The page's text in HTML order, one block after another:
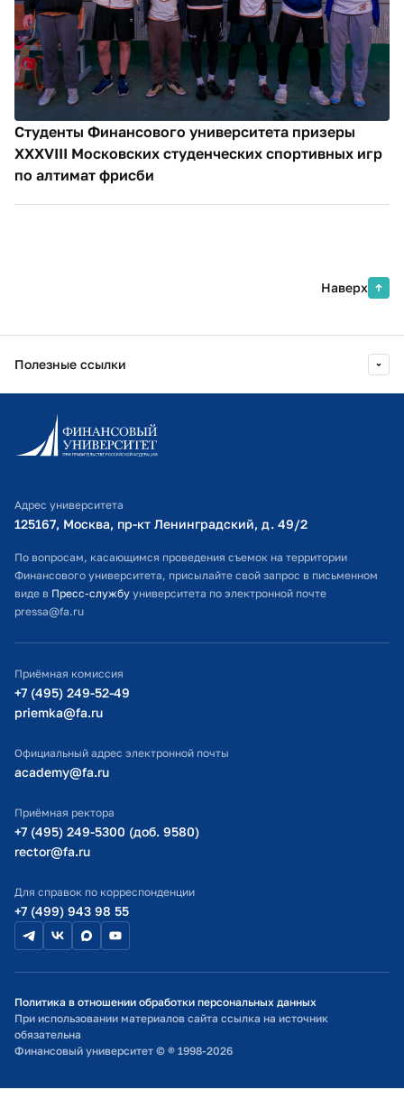
Студенты Финансового университета призеры
XXXVIII Московских студенческих спортивных игр
по алтимат фрисби
Наверх
Полезные ссылки
Информационно-образовательный портал
Личный кабинет поступающего
Оплата обучения
Расписание занятий
Студенческий офис
Официальный адрес электронной почты
Министерство просвещения РФ
Министерство науки и высшего образования РФ
Адрес университета
125167, Москва, пр-кт Ленинградский, д. 49/2​
По вопросам, касающимся проведения съемок на территории
Финансового университета, присылайте свой запрос в письменном
виде в Пресс-службу университета по электронной почте
pressa@fa.ru
Приёмная комиссия
+7 (495) 249-52-49
priemka@fa.ru
Официальный адрес электронной почты
academy@fa.ru
Приёмная ректора
+7 (495) 249-5300 (доб. 9580)
rector@fa.ru
Для справок по корреспонденции
+7 (499) 943 98 55
Политика в отношении обработки персональных данных
При использовании материалов сайта ссылка на источник
обязательна
Финансовый университет © ® 1998-2026